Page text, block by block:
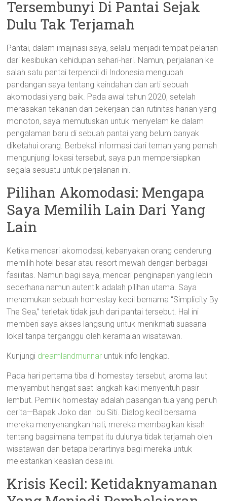
Tersembunyi Di Pantai Sejak
Dulu Tak Terjamah
Pantai, dalam imajinasi saya, selalu menjadi tempat pelarian
dari kesibukan kehidupan sehari-hari. Namun, perjalanan ke
salah satu pantai terpencil di Indonesia mengubah
pandangan saya tentang keindahan dan arti sebuah
akomodasi yang baik. Pada awal tahun 2020, setelah
merasakan tekanan dari pekerjaan dan rutinitas harian yang
monoton, saya memutuskan untuk menyelam ke dalam
pengalaman baru di sebuah pantai yang belum banyak
diketahui orang. Berbekal informasi dari teman yang pernah
mengunjungi lokasi tersebut, saya pun mempersiapkan
segala sesuatu untuk perjalanan ini.
Pilihan Akomodasi: Mengapa
Saya Memilih Lain Dari Yang
Lain
Ketika mencari akomodasi, kebanyakan orang cenderung
memilih hotel besar atau resort mewah dengan berbagai
fasilitas. Namun bagi saya, mencari penginapan yang lebih
sederhana namun autentik adalah pilihan utama. Saya
menemukan sebuah homestay kecil bernama “Simplicity By
The Sea,” terletak tidak jauh dari pantai tersebut. Hal ini
memberi saya akses langsung untuk menikmati suasana
lokal tanpa terganggu oleh keramaian wisatawan.
Kunjungi dreamlandmunnar untuk info lengkap.
Pada hari pertama tiba di homestay tersebut, aroma laut
menyambut hangat saat langkah kaki menyentuh pasir
lembut. Pemilik homestay adalah pasangan tua yang penuh
cerita—Bapak Joko dan Ibu Siti. Dialog kecil bersama
mereka menyenangkan hati; mereka membagikan kisah
tentang bagaimana tempat itu dulunya tidak terjamah oleh
wisatawan dan betapa berartinya bagi mereka untuk
melestarikan keaslian desa ini.
Krisis Kecil: Ketidaknyamanan